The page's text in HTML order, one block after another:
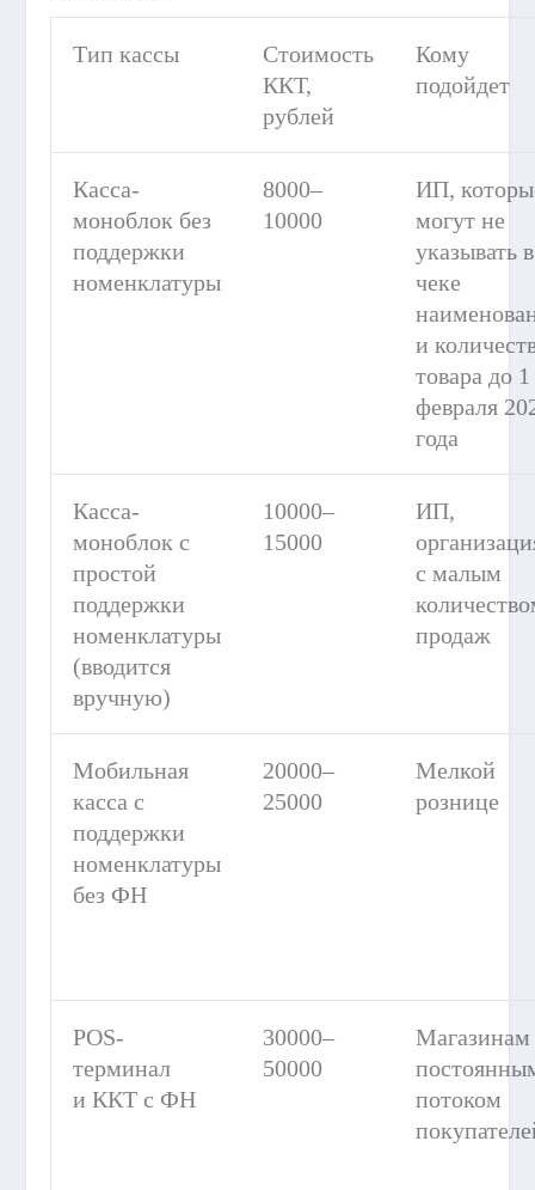
Тип кассы
Стоимость
ККТ,
рублей
Кому
подойдет
Касса-
моноблок без
поддержки
номенклатуры
8000–
10000
ИП,
могут не
указывать в
чеке
и
товара до 1
февраля
года
Касса-
моноблок с
простой
поддержки
номенклатуры
(вводится
вручную)
10000–
15000
ИП,
с малым
продаж
Мобильная
касса с
поддержки
номенклатуры
без ФН
20000–
25000
Мелкой
рознице
POS-
терминал
и ККТ с ФН
30000–
50000
Магазинам
потоком